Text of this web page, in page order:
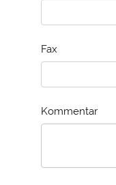
Fax
Kommentar